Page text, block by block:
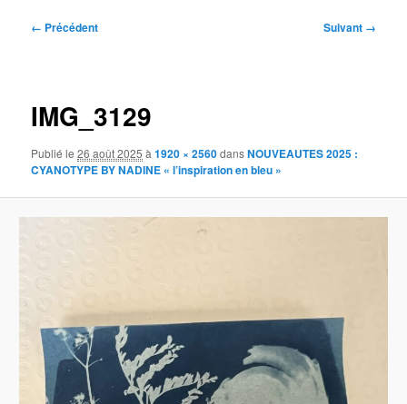
Navigation
← Précédent Suivant →
IMG_3129
Publié le26 août 2025 à1920 × 2560dansNOUVEAUTES 2025 :
CYANOTYPE BY NADINE « l’inspiration en bleu »